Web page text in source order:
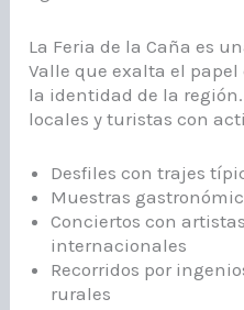
La Feria de la Caña es
Valle que exalta el
la identidad de la
locales y turistas con
Desfiles con trajes
Muestras
Conciertos con
internacionales
Recorridos por
rurales